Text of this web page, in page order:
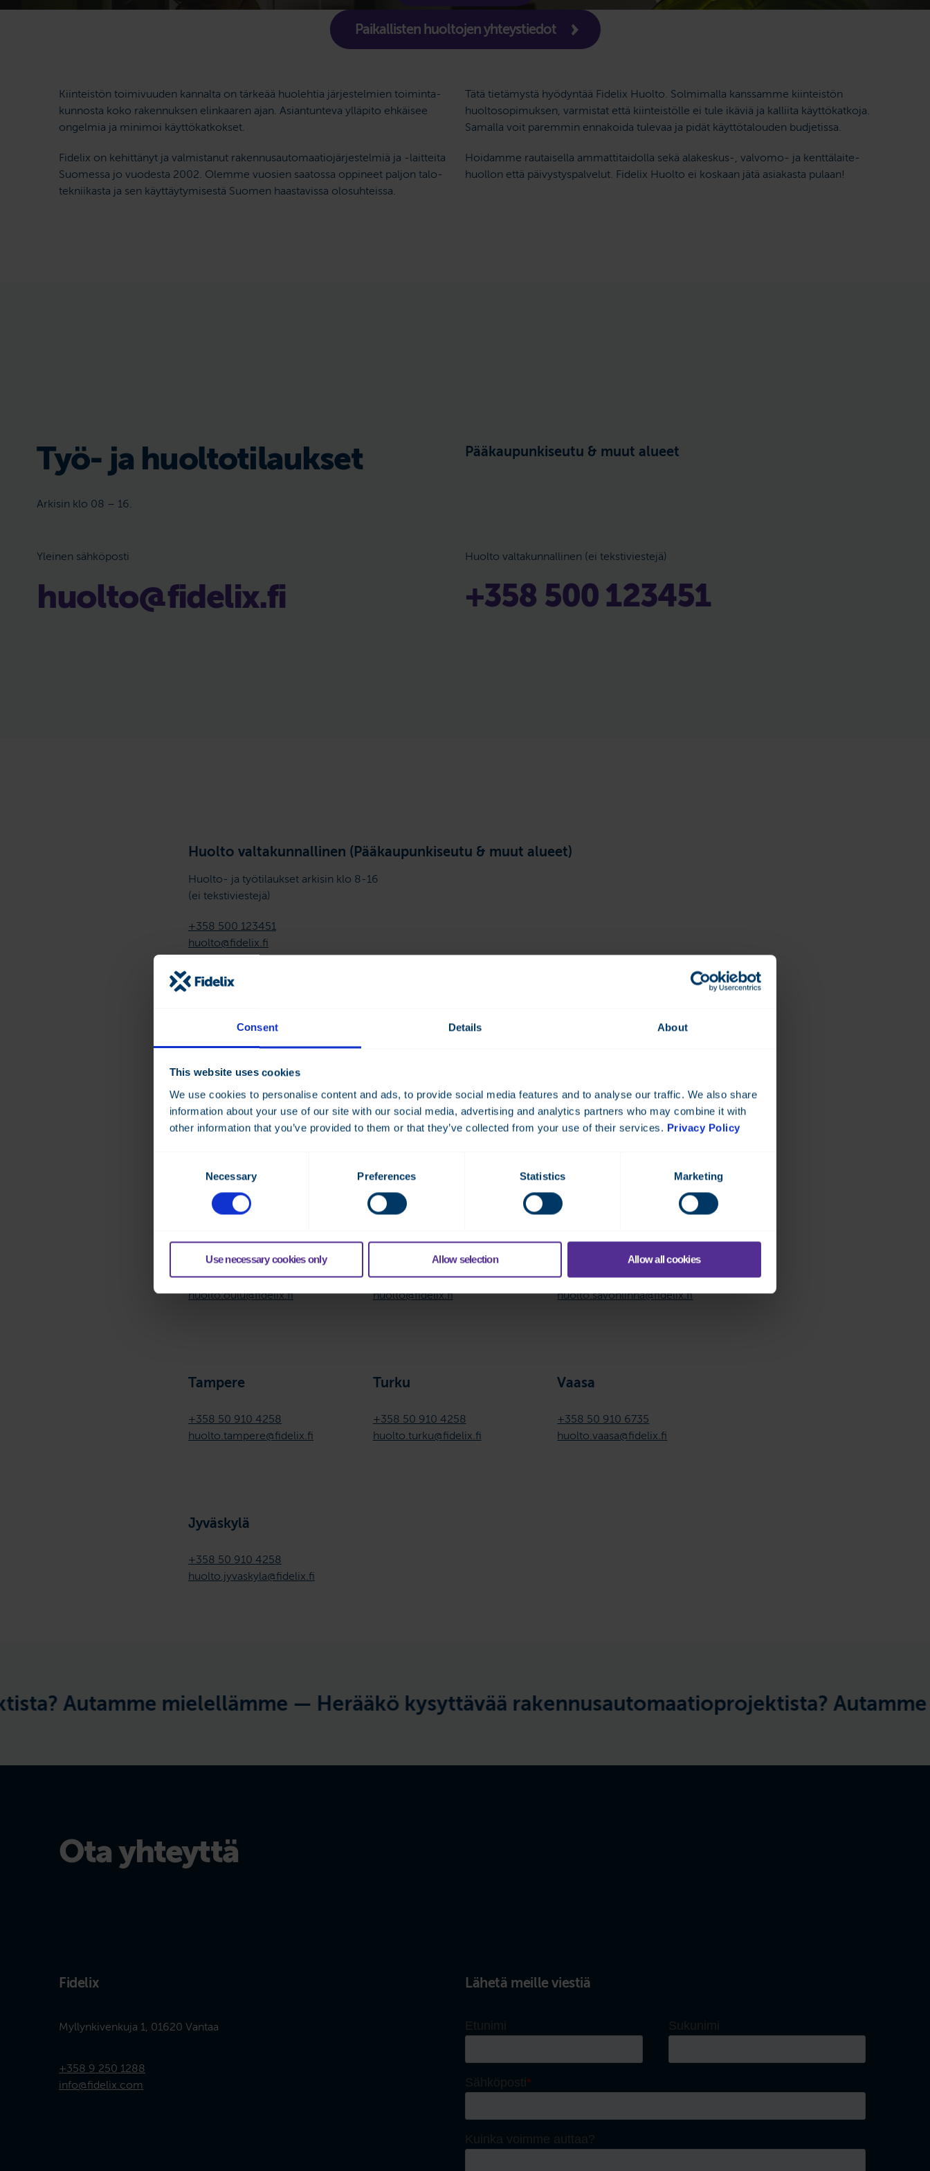
Consent Details About
This website uses cookies
We use cookies to personalise content and ads, to provide social media features and to analyse our traffic. We also share
information about your use of our site with our social media, advertising and analytics partners who may combine it with
other information that you’ve provided to them or that they’ve collected from your use of their services. Privacy Policy
Necessary Preferences Statistics Marketing
Use necessary cookies only Allow selection Allow all cookies
Paikallisten huoltojen yhteystiedot
Kiinteistön toimivuuden kannalta on tärkeää huolehtia järjestelmien toiminta­
kunnosta koko rakennuksen elinkaaren ajan. Asiantunteva ylläpito ehkäisee
ongelmia ja minimoi käyttökatkokset.
Fidelix on kehittänyt ja valmistanut rakennusautomaatiojärjestelmiä ja -laitteita
Suomessa jo vuodesta 2002. Olemme vuosien saatossa oppineet paljon talo­
tekniikasta ja sen käyttäytymisestä Suomen haastavissa olosuhteissa.
Tätä tietämystä hyödyntää Fidelix Huolto. Solmimalla kanssamme kiinteistön
huoltosopimuksen, varmistat että kiinteistölle ei tule ikäviä ja kalliita käyttökatkoja.
Samalla voit paremmin ennakoida tulevaa ja pidät käyttötalouden budjetissa.
Hoidamme rautaisella ammattitaidolla sekä alakeskus-, valvomo- ja kenttälaite­
huollon että päivystyspalvelut. Fidelix Huolto ei koskaan jätä asiakasta pulaan!
Työ- ja huoltotilaukset
Arkisin klo 08 – 16.
Pääkaupunkiseutu & muut alueet
Yleinen sähköposti
huolto@fidelix.fi
Huolto valtakunnallinen (ei tekstiviestejä)
+358 500 123451
Huolto valtakunnallinen (Pääkaupunkiseutu & muut alueet)
Huolto- ja työtilaukset arkisin klo 8-16
(ei tekstiviestejä)
+358 500 123451
huolto@fidelix.fi
DEOS-Huolto
(ei tekstiviestejä)
+358 500 123451
huolto@fidelix.fi
Oulu
+358 50 910 4258
huolto.oulu@fidelix.fi
Pääkaupunkiseutu
+358 500 123451
huolto@fidelix.fi
Savonlinna
+358 50 910 4258
huolto.savonlinna@fidelix.fi
Tampere
+358 50 910 4258
huolto.tampere@fidelix.fi
Turku
+358 50 910 4258
huolto.turku@fidelix.fi
Vaasa
+358 50 910 6735
huolto.vaasa@fidelix.fi
Jyväskylä
+358 50 910 4258
huolto.jyvaskyla@fidelix.fi
mielellämme — Herääkö kysyttävää rakennusautomaatioprojektista? Autamme
Ota yhteyttä
Fidelix
Myllynkivenkuja 1, 01620 Vantaa
+358 9 250 1288
info@fidelix.com
Lähetä meille viestiä